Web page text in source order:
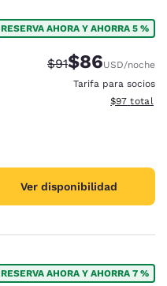
RESERVA AHORA Y AHORRA 5 %
Precio tachado:
$91Precio con
$86USD/noche
Tarifa para socios
Ver
$97 total
Ver disponibilidad
RESERVA AHORA Y AHORRA 7 %